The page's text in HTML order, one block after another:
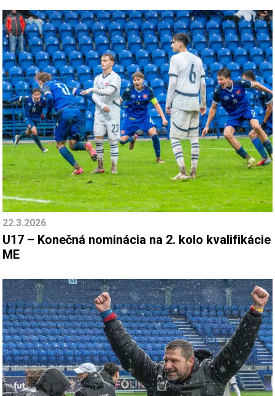
22.3.2026
U17 – Konečná nominácia na 2. kolo kvalifikácie
ME